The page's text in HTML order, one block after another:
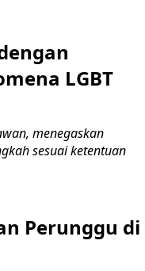
LGBT
menegaskan
sesuai ketentuan
Perunggu di